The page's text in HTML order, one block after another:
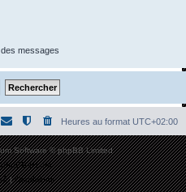
messages
Heures au format UTC+02:00
Software © phpBB Limited
phpBB-fr.com
|Conditions